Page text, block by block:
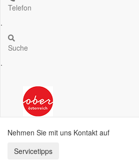
Telefon
.
Suche
.
Nehmen Sie mit uns Kontakt auf
Servicetipps öffnen und schließen
Servicetipps